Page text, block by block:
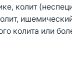
колит
колита или